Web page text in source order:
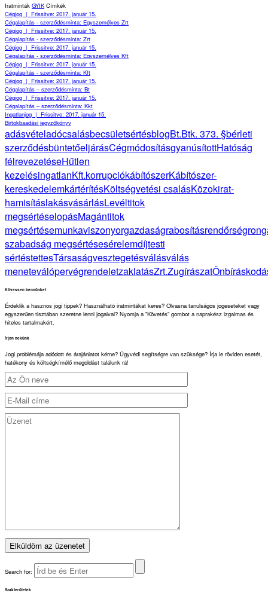
Iratminták GYIK Címkék
Cégjog | Frissitve: 2017. január 15.
Cégalapítás - szerződésminta: Egyszemélyes Zrt
Cégjog | Frissitve: 2017. január 15.
Cégalapítás - szerződésminta: Zrt
Cégjog | Frissitve: 2017. január 15.
Cégalapítás - szerződésminta: Egyszemélyes Kft
Cégjog | Frissitve: 2017. január 15.
Cégalapítás - szerződésminta: Kft
Cégjog | Frissitve: 2017. január 15.
Cégalapítás – szerződésminta: Bt
Cégjog | Frissitve: 2017. január 15.
Cégalapítás – szerződésminta: Kkt
Ingatlanjog | Frissitve: 2017. január 15.
Birtokbaadási jegyzőkönyv
adásvételadócsalásbecsületsértésblogBt.Btk. 373. §bérleti
szerződésbüntetőeljárásCégmódosításgyanúsítottHatóság
félrevezetéseHűtlen
kezelésingatlanKft.korrupciókábítószerKábítószer-
kereskedelemkártérítésKöltségvetési csalásKözokirat-
hamisításlakásvásárlásLevéltitok
megsértéselopásMagántitok
megsértésemunkaviszonyorgazdaságrabosításrendőrség
szabadság megsértésesérelemdíjtesti
sértéstettesTársaságvesztegetésválásválás
meneteválópervégrendeletzaklatásZrt.Zugírászat
Kövessen bennünket
Érdeklik a hasznos jogi tippek? Használható iratmintákat keres? Olvasna tanulságos jogeseteket vagy
egyszerűen tisztában szeretne lenni jogaival? Nyomja a "Követés" gombot a naprakész izgalmas és
hiteles tartalmakért.
Írjon nekünk
Jogi problémája adódott és árajánlatot kérne? Ügyvédi segítségre van szüksége? Írja le röviden esetét,
hatékony és költségkímélő megoldást találunk rá!
Search for:
Szakterületek